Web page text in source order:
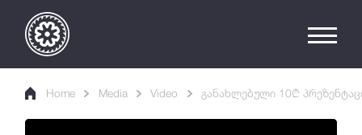
Home Media Video განახლებული 10₾